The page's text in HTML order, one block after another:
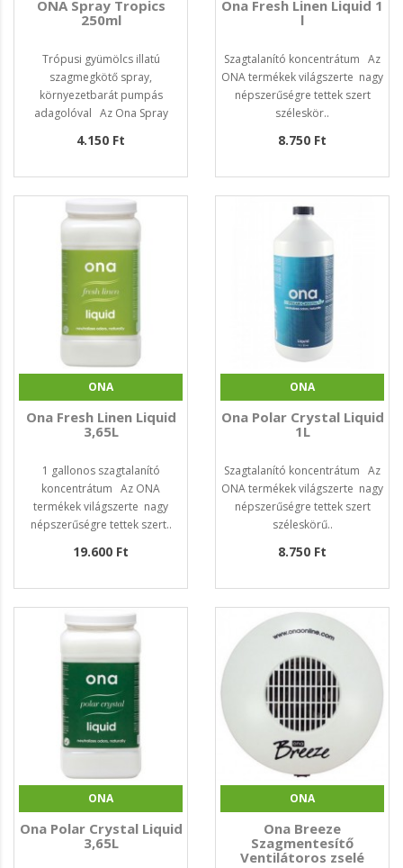
ONA Spray Tropics
250ml
Trópusi gyümölcs illatú
szagmegkötő spray,
környezetbarát pumpás
adagolóval Az Ona Spray
4.150 Ft
Ona Fresh Linen Liquid 1
l
Szagtalanító koncentrátum Az
ONA termékek világszerte nagy
népszerűségre tettek szert
széleskör..
8.750 Ft
ONA
Ona Fresh Linen Liquid
3,65L
1 gallonos szagtalanító
koncentrátum Az ONA
termékek világszerte nagy
népszerűségre tettek szert..
19.600 Ft
ONA
Ona Polar Crystal Liquid
1L
Szagtalanító koncentrátum Az
ONA termékek világszerte nagy
népszerűségre tettek szert
széleskörű..
8.750 Ft
ONA
Ona Polar Crystal Liquid
3,65L
ONA
Ona Breeze
Szagmentesítő
Ventilátoros zselé